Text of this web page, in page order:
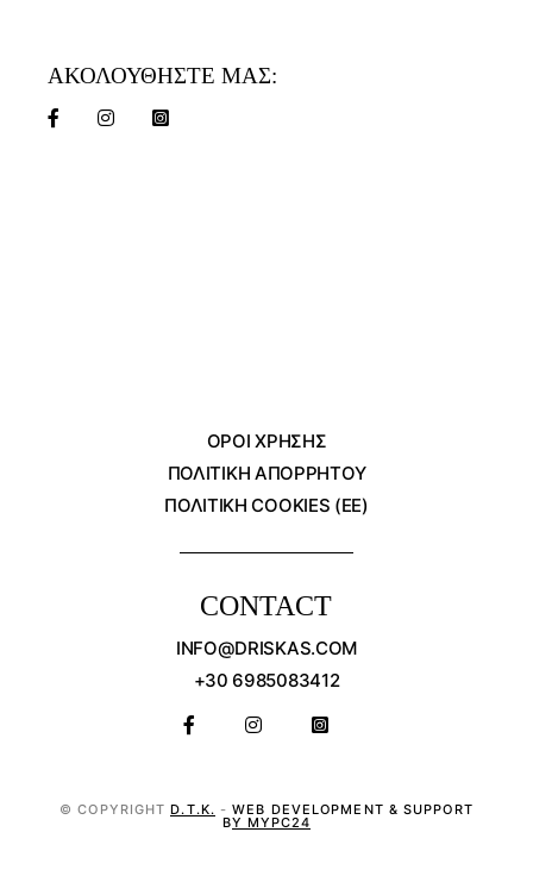
ΑΚΟΛΟΥΘΗΣΤΕ ΜΑΣ:
ΌΡΟΙ ΧΡΗΣΗΣ
ΠΟΛΙΤΙΚΗ ΑΠΟΡΡΗΤΟΥ
ΠΟΛΙΤΙΚΗ COOKIES (ΕΕ)
CONTACT
INFO@DRISKAS.COM
+30 6985083412
© COPYRIGHTD.T.K. -WEB DEVELOPMENT & SUPPORT
BY MYPC24